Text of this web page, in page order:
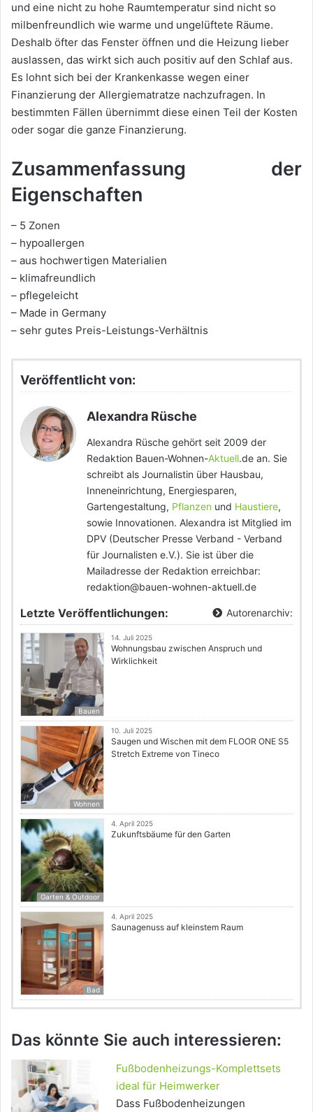
und eine nicht zu hohe Raumtemperatur sind nicht so
milbenfreundlich wie warme und ungelüftete Räume.
Deshalb öfter das Fenster öffnen und die Heizung lieber
auslassen, das wirkt sich auch positiv auf den Schlaf aus.
Es lohnt sich bei der Krankenkasse wegen einer
Finanzierung der Allergiematratze nachzufragen. In
bestimmten Fällen übernimmt diese einen Teil der Kosten
oder sogar die ganze Finanzierung.
Zusammenfassung der
Eigenschaften
– 5 Zonen
– hypoallergen
– aus hochwertigen Materialien
– klimafreundlich
– pflegeleicht
– Made in Germany
– sehr gutes Preis-Leistungs-Verhältnis
Veröffentlicht von:
Alexandra Rüsche
Alexandra Rüsche gehört seit 2009 der
Redaktion Bauen-Wohnen-Aktuell.de an. Sie
schreibt als Journalistin über Hausbau,
Inneneinrichtung, Energiesparen,
Gartengestaltung, Pflanzen und Haustiere,
sowie Innovationen. Alexandra ist Mitglied im
DPV (Deutscher Presse Verband - Verband
für Journalisten e.V.). Sie ist über die
Mailadresse der Redaktion erreichbar:
redaktion@bauen-wohnen-aktuell.de
Letzte Veröffentlichungen: Autorenarchiv:
Bauen
14. Juli 2025
Wohnungsbau zwischen Anspruch und
Wirklichkeit
Wohnen
10. Juli 2025
Saugen und Wischen mit dem FLOOR ONE S5
Stretch Extreme von Tineco
Garten & Outdoor
4. April 2025
Zukunftsbäume für den Garten
Bad
4. April 2025
Saunagenuss auf kleinstem Raum
Das könnte Sie auch interessieren:
Fußbodenheizungs-Komplettsets
ideal für Heimwerker
Dass Fußbodenheizungen